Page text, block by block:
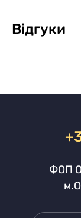
Відгуки
ФОП